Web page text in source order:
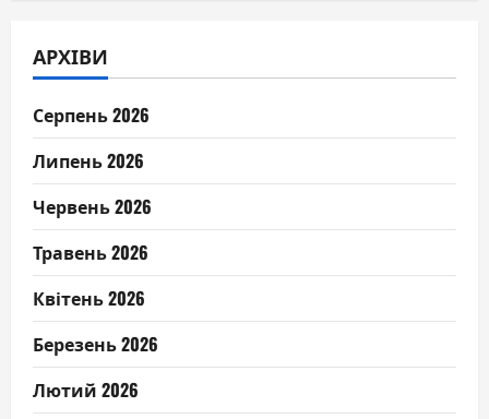
АРХІВИ
Серпень 2026
Липень 2026
Червень 2026
Травень 2026
Квітень 2026
Березень 2026
Лютий 2026